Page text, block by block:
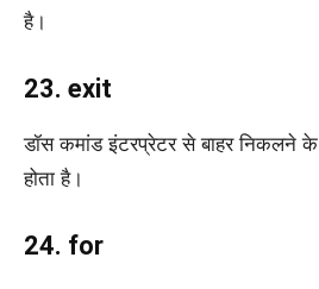
है।
23. exit
डॉस कमांड इंटरप्रेटर से बाहर निकलने
होता है।
24. for